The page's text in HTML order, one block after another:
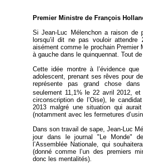
Premier Ministre de François
Si Jean-Luc Mélenchon a raison de
lorsqu’il dit ne pas vouloir attendre
aisément comme le prochain Premier
à gauche dans le quinquennat. Tout
Cette idée montre à l’évidence
adolescent, prenant ses rêves pour
représente pas grand chose dans
seulement 11,1% le 22 avril 2012,
circonscription de l’Oise), le
2013 malgré une situation qui
(notamment avec les fermetures
Dans son travail de sape, Jean-Luc
jour dans le journal "Le Monde"
l’Assemblée Nationale, qui
(donné comme l’un des premiers
donc les mentalités).